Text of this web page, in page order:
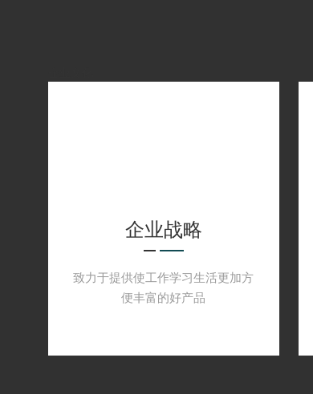
企业战略
致力于提供使工作学习生活更加方
便丰富的好产品